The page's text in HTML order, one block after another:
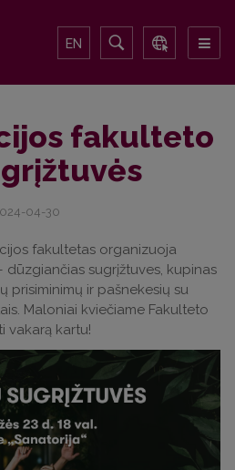
EN
fakulteto
04-30
fakultetas organizuoja
dūzgiančias sugrįžtuves, kupinas
prisiminimų ir pašnekesių su
Maloniai kviečiame Fakulteto
vakarą kartu!